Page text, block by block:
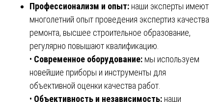
Профессионализм и опыт: наши эксперты имеют
многолетний опыт проведения экспертиз качества
ремонта, высшее строительное образование,
регулярно повышают квалификацию.
• Современное оборудование: мы используем
новейшие приборы и инструменты для
объективной оценки качества работ.
• Объективность и независимость: наши